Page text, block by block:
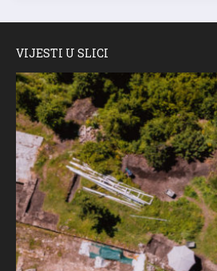
VIJESTI U SLICI